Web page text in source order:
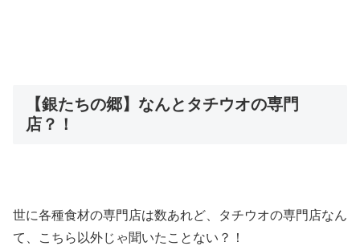
【銀たちの郷】なんとタチウオの専門
店？！
世に各種食材の専門店は数あれど、タチウオの専門店なん
て、こちら以外じゃ聞いたことない？！